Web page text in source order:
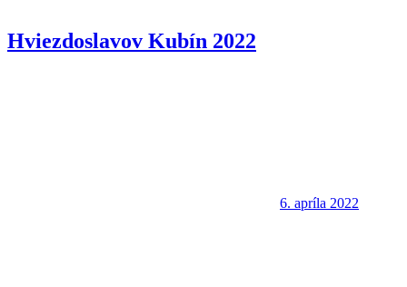
Hviezdoslavov Kubín 2022
6. apríla 2022